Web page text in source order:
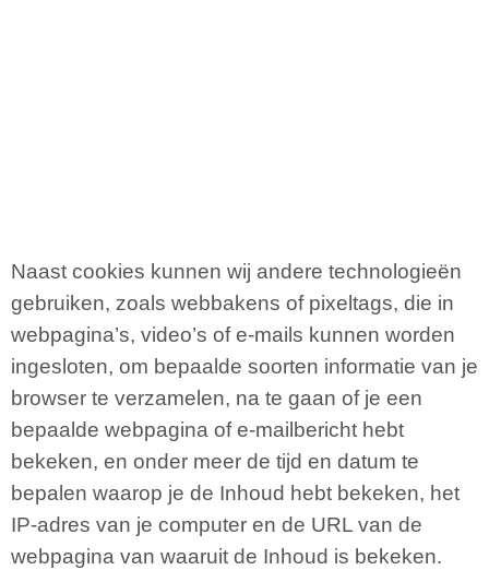
Naast cookies kunnen wij andere technologieën
gebruiken, zoals webbakens of pixeltags, die in
webpagina’s, video’s of e-mails kunnen worden
ingesloten, om bepaalde soorten informatie van je
browser te verzamelen, na te gaan of je een
bepaalde webpagina of e-mailbericht hebt
bekeken, en onder meer de tijd en datum te
bepalen waarop je de Inhoud hebt bekeken, het
IP-adres van je computer en de URL van de
webpagina van waaruit de Inhoud is bekeken.